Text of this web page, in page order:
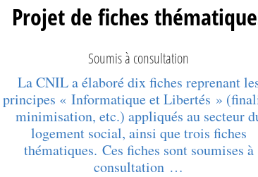
Projet de fiches
Soumis à consultation
La CNIL a élaboré dix fiches reprenant
principes « Informatique et Libertés »
minimisation, etc.) appliqués au secteur
logement social, ainsi que trois fiches
thématiques. Ces fiches sont soumises à
consultation …